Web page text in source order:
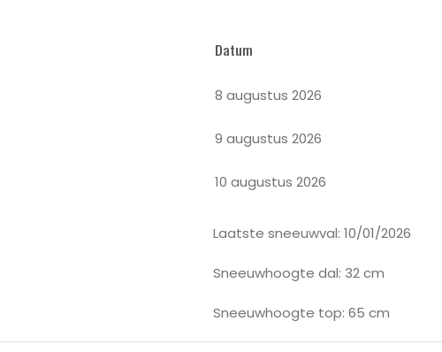
Datum
8 augustus 2026
9 augustus 2026
10 augustus 2026
Laatste sneeuwval: 10/01/2026
Sneeuwhoogte dal: 32 cm
Sneeuwhoogte top: 65 cm